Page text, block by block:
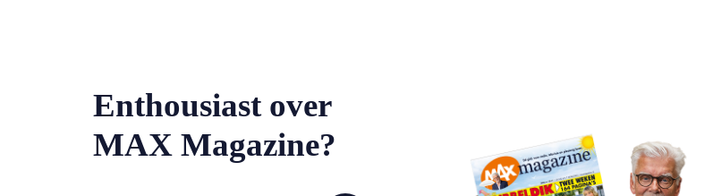
Enthousiast over
MAX Magazine?